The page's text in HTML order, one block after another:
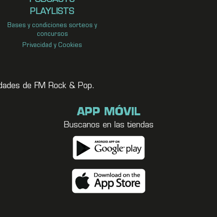
PLAYLISTS
Bases y condiciones sorteos y
concursos
Privacidad y Cookies
de FM Rock & Pop.
APP MÓVIL
Buscanos en las tiendas